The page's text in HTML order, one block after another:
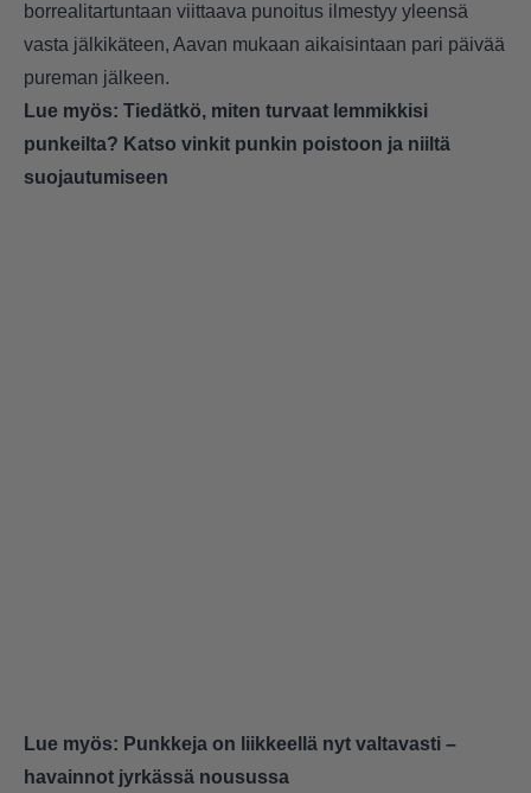
borrealitartuntaan viittaava punoitus ilmestyy yleensä
vasta jälkikäteen, Aavan mukaan aikaisintaan pari päivää
pureman jälkeen.
Lue myös: Tiedätkö, miten turvaat lemmikkisi
punkeilta? Katso vinkit punkin poistoon ja niiltä
suojautumiseen
Lue myös: Punkkeja on liikkeellä nyt valtavasti –
havainnot jyrkässä nousussa